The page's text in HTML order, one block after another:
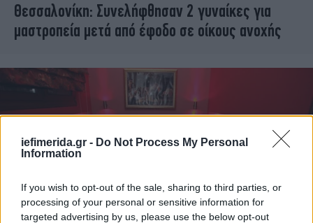
iefimerida.gr - Do Not Process My Personal
Information
If you wish to opt-out of the sale, sharing to third parties, or
processing of your personal or sensitive information for
targeted advertising by us, please use the below opt-out
Θεσσαλονίκη: Συνελήφθησαν 2 γυναίκες για
μαστροπεία μετά από έφοδο σε οίκους ανοχής